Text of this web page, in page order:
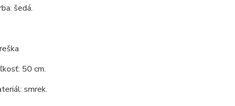
šedá.
50 cm.
smrek.